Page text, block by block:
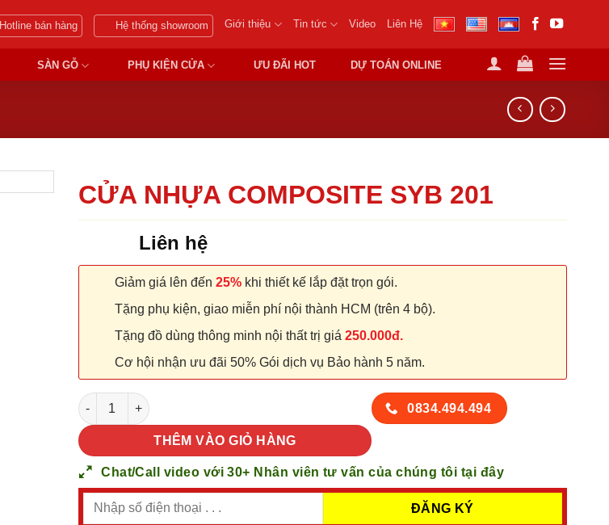
Hotline bán hàng Hệ thống showroom Giới thiệu Tin tức Video Liên Hệ
SÀN GỖ PHỤ KIỆN CỬA ƯU ĐÃI HOT DỰ TOÁN ONLINE
CỬA NHỰA COMPOSITE SYB 201
Liên hệ
Giảm giá lên đến 25% khi thiết kế lắp đặt trọn gói.
Tặng phụ kiện, giao miễn phí nội thành HCM (trên 4 bộ).
Tặng đồ dùng thông minh nội thất trị giá 250.000đ.
Cơ hội nhận ưu đãi 50% Gói dịch vụ Bảo hành 5 năm.
CỬA NHỰA COMPOSITE SYB 201 số lượng
THÊM VÀO GIỎ HÀNG
0834.494.494
Chat/Call video với 30+ Nhân viên tư vấn của chúng tôi tại đây